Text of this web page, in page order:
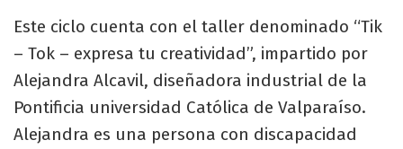
Este ciclo cuenta con el taller denominado “Tik
– Tok – expresa tu creatividad”, impartido por
Alejandra Alcavil, diseñadora industrial de la
Pontificia universidad Católica de Valparaíso.
Alejandra es una persona con discapacidad